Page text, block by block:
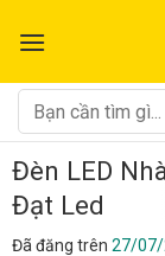
đến
dung
Tìm
kiếm:
Đèn LED
Đạt Led
Đã đăng trên 27/07/